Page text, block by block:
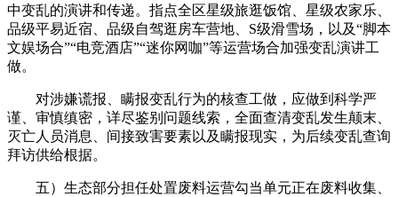
中变乱的演讲和传递。指点全区星级旅逛饭馆、星级农家乐、
品级平易近宿、品级自驾逛房车营地、S级滑雪场，以及“脚本
文娱场合”“电竞酒店”“迷你网咖”等运营场合加强变乱演讲工
做。
对涉嫌谎报、瞒报变乱行为的核查工做，应做到科学严
谨、审慎缜密，详尽鉴别问题线索，全面查清变乱发生颠末、
灭亡人员消息、间接致害要素以及瞒报现实，为后续变乱查询
拜访供给根据。
五）生态部分担任处置废料运营勾当单元正在废料收集、